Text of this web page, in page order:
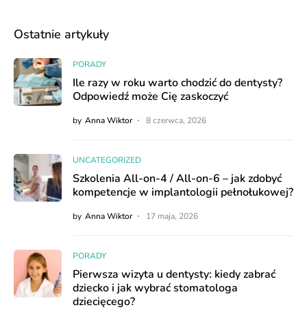
Ostatnie artykuły
PORADY
Ile razy w roku warto chodzić do dentysty?
Odpowiedź może Cię zaskoczyć
by Anna Wiktor 8 czerwca, 2026
UNCATEGORIZED
Szkolenia All-on-4 / All-on-6 – jak zdobyć
kompetencje w implantologii pełnołukowej?
by Anna Wiktor 17 maja, 2026
PORADY
Pierwsza wizyta u dentysty: kiedy zabrać
dziecko i jak wybrać stomatologa
dziecięcego?